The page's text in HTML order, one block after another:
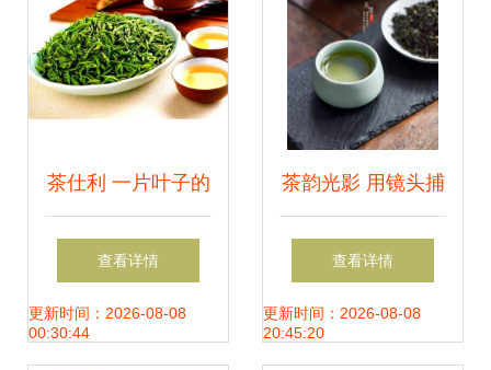
茶仕利 一片叶子的
现代转型之路
查看详情
更新时间：2026-08-08
00:30:44
茶韵光影 用镜头捕
捉叶片间的东方意
境
查看详情
更新时间：2026-08-08
20:45:20